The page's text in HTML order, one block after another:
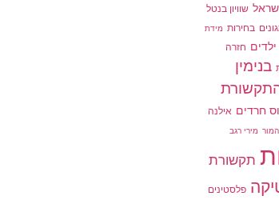
שוויון בנטל
בחירות מידת
ילדים חזרה
בנימין
חרדים אילנה
מירי רגב
תקשורת
פלסטינים